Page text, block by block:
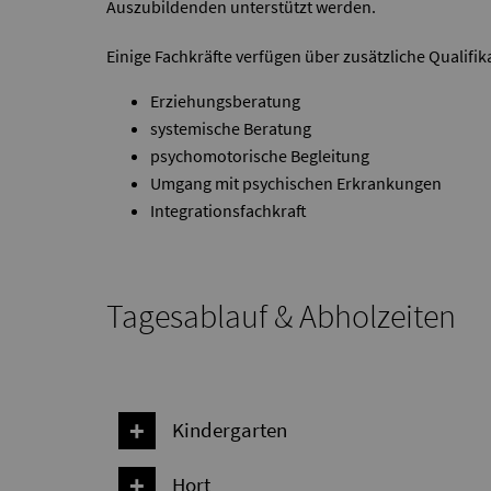
Auszubildenden unterstützt werden.
Einige Fachkräfte verfügen über zusätzliche
Erziehungsberatung
systemische Beratung
psychomotorische Begleitung
Umgang mit psychischen Erkrankungen
Integrationsfachkraft
Tagesablauf & Abholzeiten
Kindergarten
Hort